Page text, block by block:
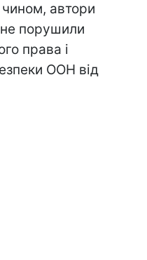
чином, автори
не порушили
права і
ООН від